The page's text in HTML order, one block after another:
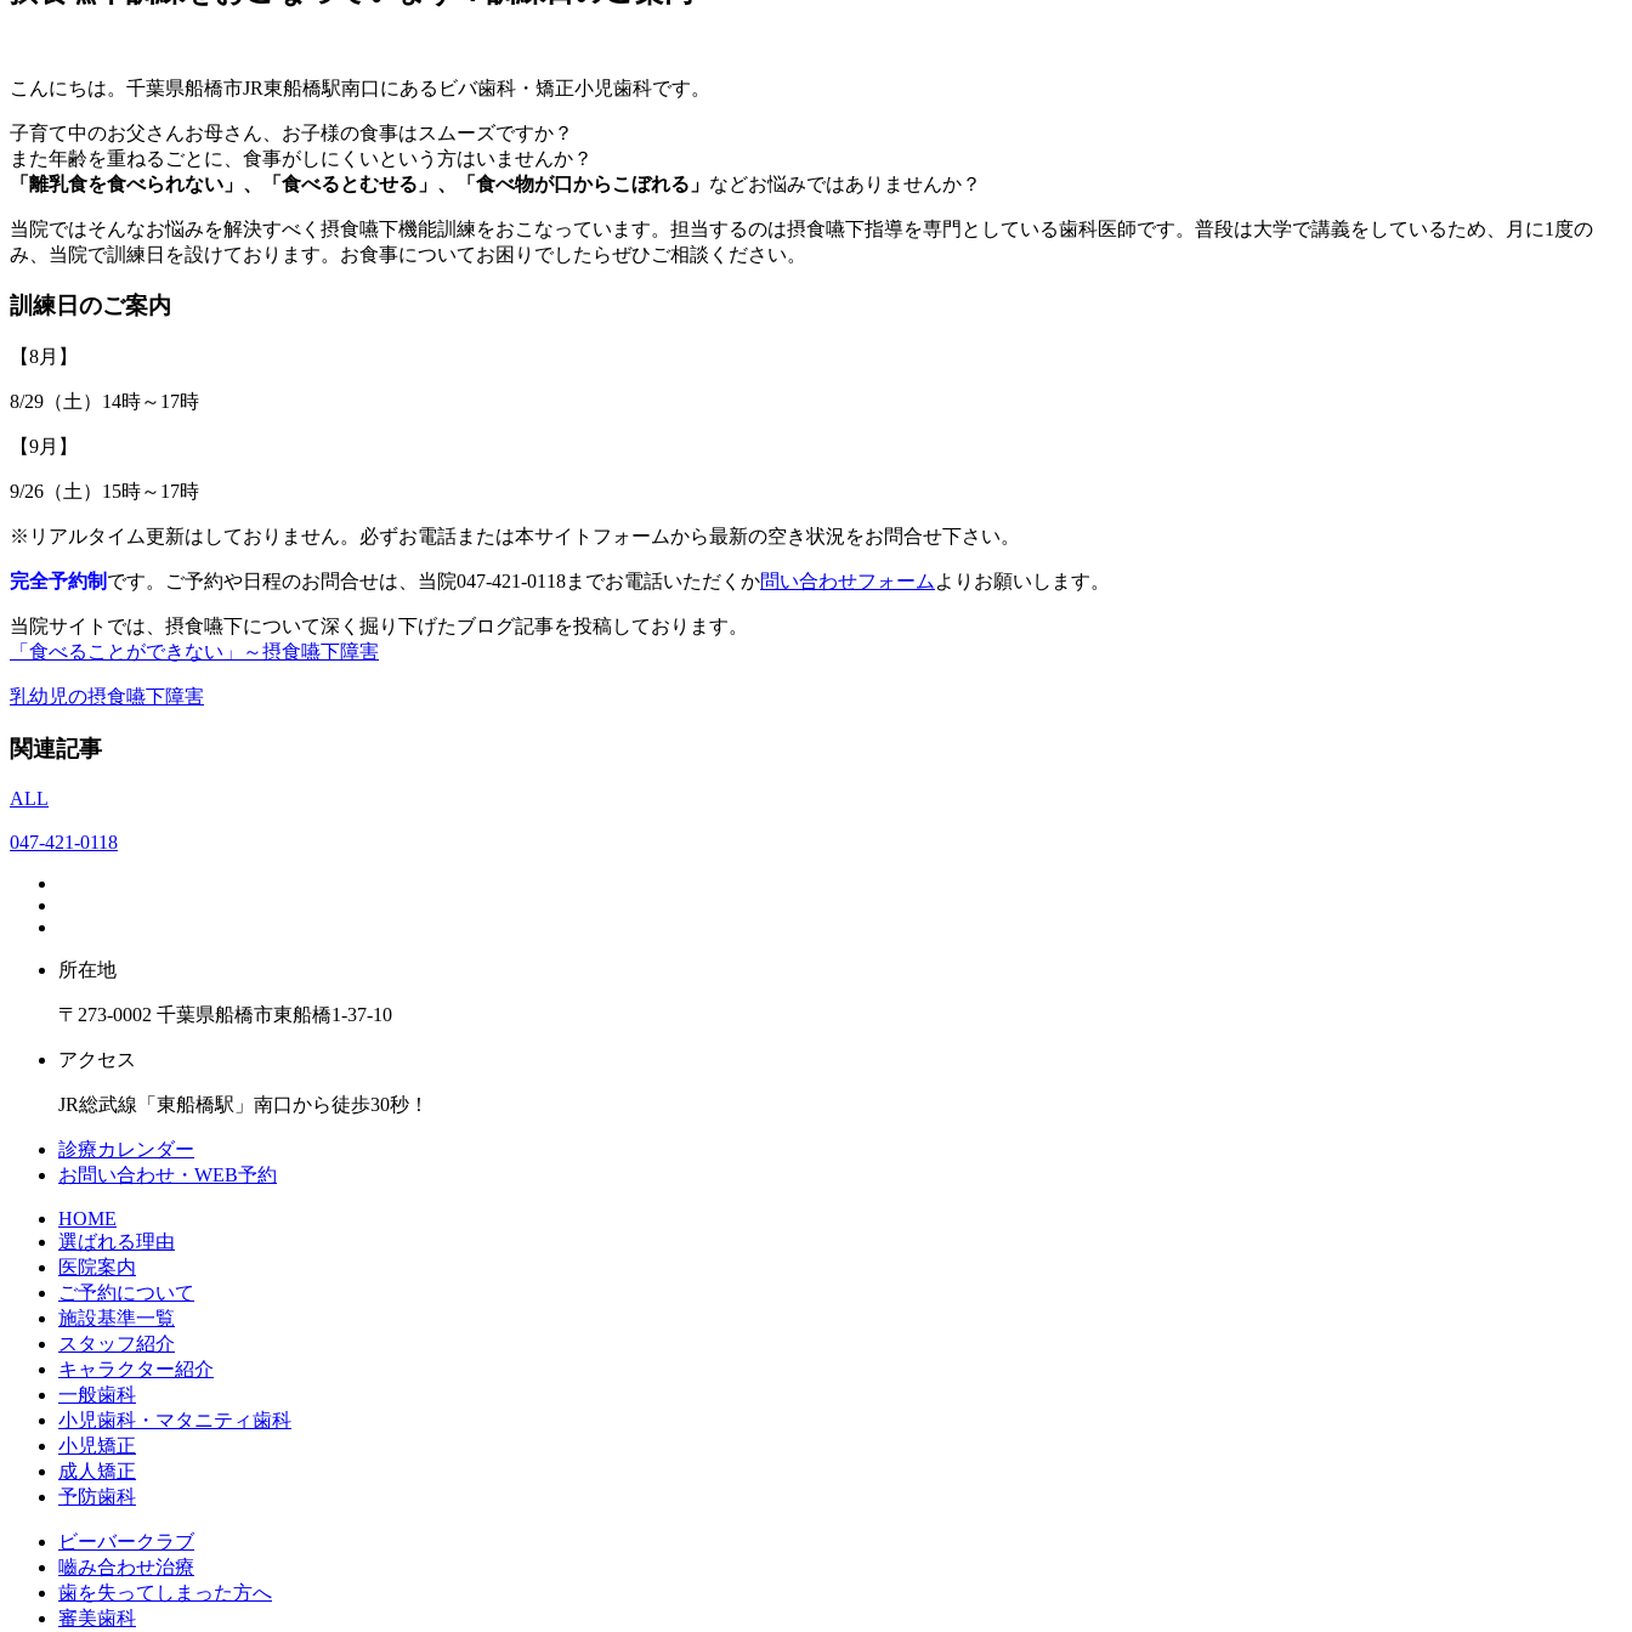
こんにちは。千葉県船橋市JR東船橋駅南口にあるビバ歯科・矯正小児歯科です。
子育て中のお父さんお母さん、お子様の食事はスムーズですか？
また年齢を重ねるごとに、食事がしにくいという方はいませんか？
「離乳食を食べられない」、「食べるとむせる」、「食べ物が口からこぼれる」 などお悩みではありませんか？
当院ではそんなお悩みを解決すべく摂食嚥下機能訓練をおこなっています。担当するのは摂食嚥下指導を専門としている歯科医師です。普段は大学で講義をしているため、月に1度の
み、当院で訓練日を設けております。お食事についてお困りでしたらぜひご相談ください。
訓練日のご案内
【8月】
8/29（土）14時～17時
【9月】
9/26（土）15時～17時
※リアルタイム更新はしておりません。必ずお電話または本サイトフォームから最新の空き状況をお問合せ下さい。
完全予約制 です。ご予約や日程のお問合せは、当院047-421-0118までお電話いただくか問い合わせフォーム よりお願いします。
当院サイトでは、摂食嚥下について深く掘り下げたブログ記事を投稿しております。
「食べることができない」～摂食嚥下障害
乳幼児の摂食嚥下障害
関連記事
ALL
047-421-0118
所在地
〒273-0002 千葉県船橋市東船橋1-37-10
アクセス
JR総武線「東船橋駅」南口から徒歩30秒！
診療カレンダー
お問い合わせ・WEB予約
HOME
選ばれる理由
医院案内
ご予約について
施設基準一覧
スタッフ紹介
キャラクター紹介
一般歯科
小児歯科・マタニティ歯科
小児矯正
成人矯正
予防歯科
ビーバークラブ
嚙み合わせ治療
歯を失ってしまった方へ
審美歯科